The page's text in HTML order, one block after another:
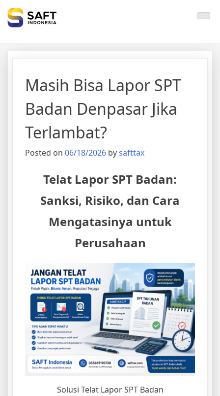
Solisi Perjakan Anda
Masih Bisa Lapor SPT
Badan Denpasar Jika
Terlambat?
Posted on 06/18/2026 bysafttax
Telat Lapor SPT Badan:
Sanksi, Risiko, dan Cara
Mengatasinya untuk
Perusahaan
Solusi Telat Lapor SPT Badan